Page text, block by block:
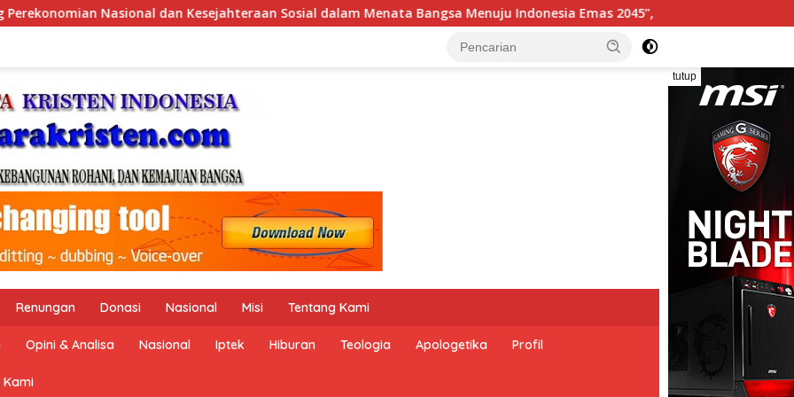
Menata Bangsa Menuju Indonesia Emas 2045”, Pemerintah Indonesia dan Perserikatan Bangsa-Bangsa
tutup
Renungan Donasi Nasional Misi Tentang Kami
Opini & Analisa Nasional Iptek Hiburan Teologia Apologetika Profil
Kami